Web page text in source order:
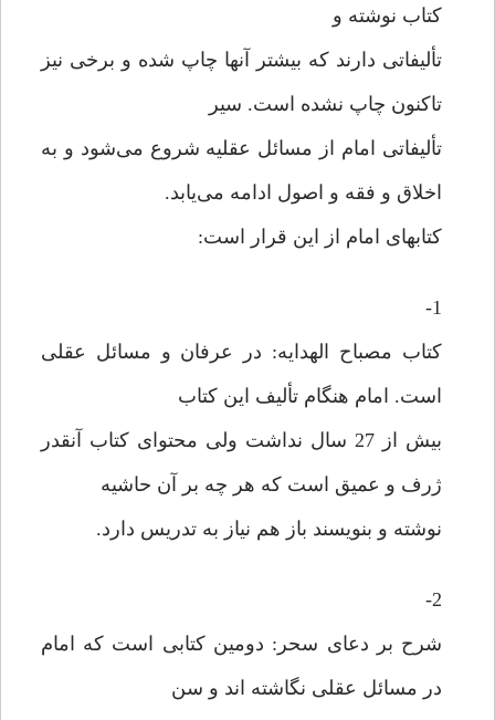
کتاب نوشته و
تألیفاتی دارند که بیشتر آنها چاپ شده و برخی نیز
تاکنون چاپ نشده است. سیر
تألیفاتی امام از مسائل عقلیه شروع می‌شود و به
اخلاق و فقه و اصول ادامه می‌یابد.
کتابهای امام از این قرار است:
1-
کتاب مصباح الهدایه: در عرفان و مسائل عقلی
است. امام هنگام تألیف این کتاب
بیش از 27 سال نداشت ولی محتوای کتاب آنقدر
ژرف و عمیق است که هر چه بر آن حاشیه
نوشته و بنویسند باز هم نیاز به تدریس دارد.
2-
شرح بر دعای سحر: دومین کتابی است که امام
در مسائل عقلی نگاشته اند و سن